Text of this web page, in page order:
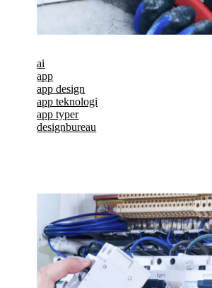
ai
app
app design
app teknologi
app typer
designbureau